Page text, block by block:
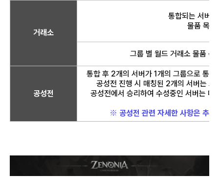
거래소
통합되는 서버
물품 목록
그룹 별 월드 거래소 물품 목
공성전
통합 후 2개의 서버가 1개의 그룹으로 통
공성전 진행 시 매칭된 2개의 서버는
공성전에서 승리하여 수성중인 서버는
※ 공성전 관련 자세한 사항은 추후